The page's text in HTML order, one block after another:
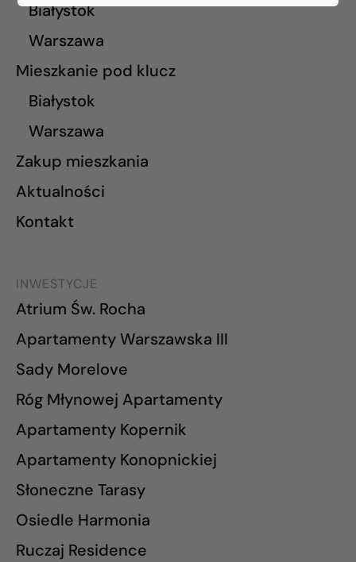
Białystok
Warszawa
Mieszkanie pod klucz
Białystok
Warszawa
Zakup mieszkania
Aktualności
Kontakt
INWESTYCJE
Atrium Św. Rocha
Apartamenty Warszawska III
Sady Morelove
Róg Młynowej Apartamenty
Apartamenty Kopernik
Apartamenty Konopnickiej
Słoneczne Tarasy
Osiedle Harmonia
Ruczaj Residence